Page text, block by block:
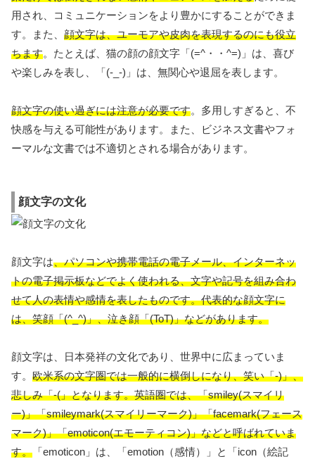
用され、コミュニケーションをより豊かにすることができま
す。また、 顔文字は、ユーモアや皮肉を表現するのにも役立
ちます。たとえば、猫の顔の顔文字「(=^・・^=)」は、喜び
や楽しみを表し、「(-_-)」は、無関心や退屈を表します。
顔文字の使い過ぎには注意が必要です。多用しすぎると、不
快感を与える可能性があります。また、ビジネス文書やフォ
ーマルな文書では不適切とされる場合があります。
顔文字の文化
顔文字は、パソコンや携帯電話の電子メール、インターネッ
トの電子掲示板などでよく使われる、文字や記号を組み合わ
せて人の表情や感情を表したものです。代表的な顔文字に
は、笑顔「(^_^)」、泣き顔「(ToT)」などがあります。
顔文字は、日本発祥の文化であり、世界中に広まっていま
す。 欧米系の文字圏では一般的に横倒しになり、笑い「-)」、
悲しみ「-(」となります。英語圏では、「smiley(スマイリ
ー)」「smileymark(スマイリーマーク)」「facemark(フェース
マーク)」「emoticon(エモーティコン)」などと呼ばれていま
す。 「emoticon」は、「emotion（感情）」と「icon（絵記